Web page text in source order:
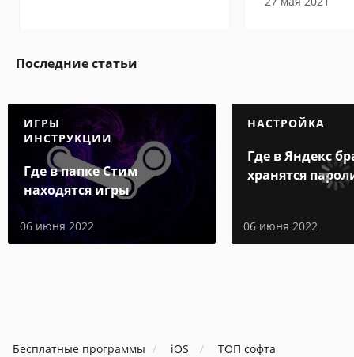
Последние статьи
ИГРЫ
ИНСТРУКЦИИ
Где в папке Стим
находятся игры
06 июня 2022
НАСТРОЙКА
Где в Яндекс
хранятся
06 июня 2022
Бесплатные программы iOS ТОП софта